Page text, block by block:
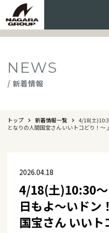
NEWS
/ 新着情報
トップ 新着情報一覧
4/18(土
となりの人間国宝さん いいトコどり！～ 」
2026.04.18
4/18(土)10:30
日もよ～いドン
国宝さん いいト